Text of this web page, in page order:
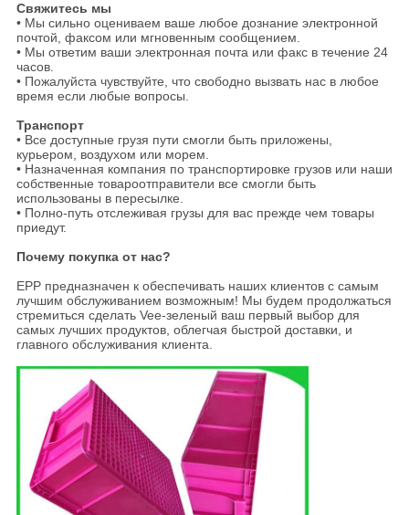
Свяжитесь мы
• Мы сильно оцениваем ваше любое дознание электронной
почтой, факсом или мгновенным сообщением.
• Мы ответим ваши электронная почта или факс в течение 24
часов.
• Пожалуйста чувствуйте, что свободно вызвать нас в любое
время если любые вопросы.
Транспорт
• Все доступные грузя пути смогли быть приложены,
курьером, воздухом или морем.
• Назначенная компания по транспортировке грузов или наши
собственные товароотправители все смогли быть
использованы в пересылке.
• Полно-путь отслеживая грузы для вас прежде чем товары
приедут.
Почему покупка от нас?
EPP предназначен к обеспечивать наших клиентов с самым
лучшим обслуживанием возможным! Мы будем продолжаться
стремиться сделать Vee-зеленый ваш первый выбор для
самых лучших продуктов, облегчая быстрой доставки, и
главного обслуживания клиента.